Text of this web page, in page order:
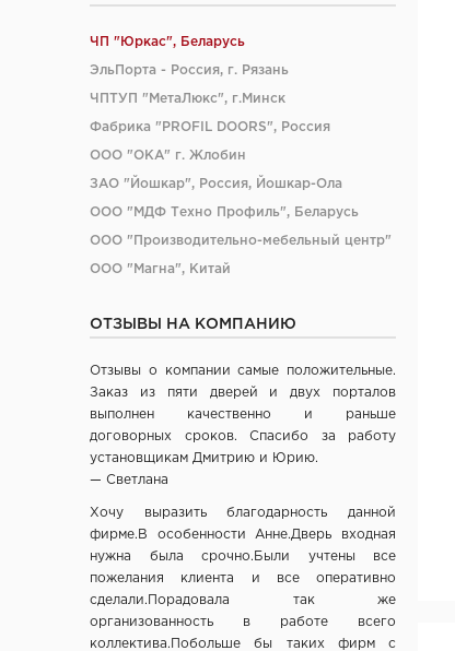
ЧП "Юркас", Беларусь
ЭльПорта - Россия, г. Рязань
ЧПТУП "МетаЛюкс", г.Минск
Фабрика "PROFIL DOORS", Россия
ООО "ОКА" г. Жлобин
ЗАО "Йошкар", Россия, Йошкар-Ола
ООО "МДФ Техно Профиль", Беларусь
ООО "Производительно-мебельный центр"
ООО "Магна", Китай
ООО "Алюмдор" г. Минск
Verda ЗАО "ПО Одинцово", г. Москва
ОАО "Стройдетали" г. Вилейка
ОАО Лесплитинвест, СПБ, Россия
СООО Исток- Инвест, г. Минск
ОДО "ВИСТ", г. Молодечно
ЧТУП "Ньюдор", г. Минск
ОДО «Беллесизделие», г. Минск
ОТЗЫВЫ НА КОМПАНИЮ
Отзывы о компании самые положительные.
Заказ из пяти дверей и двух порталов
выполнен качественно и раньше
договорных сроков. Спасибо за работу
установщикам Дмитрию и Юрию.
— Светлана
Хочу выразить благодарность данной
фирме.В особенности Анне.Дверь входная
нужна была срочно.Были учтены все
пожелания клиента и все оперативно
сделали.Порадовала так же
организованность в работе всего
коллектива.Побольше бы таких фирм с